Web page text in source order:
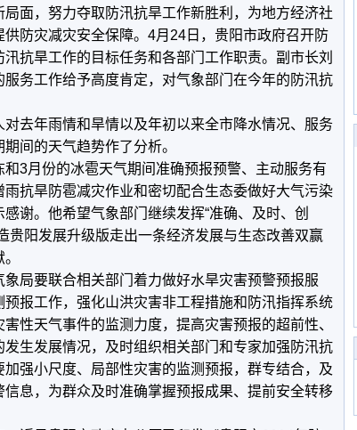
面，努力夺取防汛抗旱工作新胜利，为地方经济社
防灾减灾安全保障。4月24日，贵阳市政府召开防
抗旱工作的目标任务和各部门工作职责。副市长刘
务工作给予高度肯定，对气象部门在今年的防汛抗
去年雨情和旱情以及年初以来全市降水情况、服务
间的天气趋势作了分析。
3月份的冰雹天气期间准确预报预警、主动服务有
抗旱防雹减灾作业和密切配合生态委做好大气污染
谢。他希望气象部门继续发挥“准确、及时、创
贵阳发展升级版走出一条经济发展与生态改善双赢
局要联合相关部门着力做好水旱灾害预警预报服
报工作，强化山洪灾害非工程措施和防汛指挥系统
性天气事件的监测力度，提高灾害预报的超前性、
生发展情况，及时组织相关部门和专家加强防汛抗
强小尺度、局部性灾害的监测预报，群专结合，及
息，为群众及时准确掌握预报成果、提前安全转移